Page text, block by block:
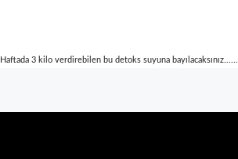
3 kilo verdirebilen bu detoks suyuna bayılacaksınız......